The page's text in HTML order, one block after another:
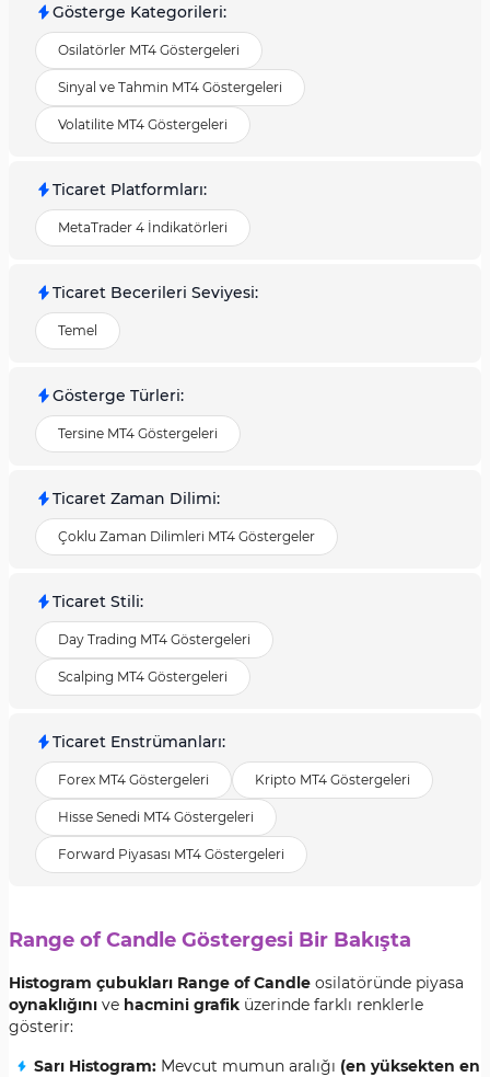
Gösterge Kategorileri:
Osilatörler MT4 Göstergeleri
Sinyal ve Tahmin MT4 Göstergeleri
Volatilite MT4 Göstergeleri
Ticaret Platformları:
MetaTrader 4 İndikatörleri
Ticaret Becerileri Seviyesi:
Temel
Gösterge Türleri:
Tersine MT4 Göstergeleri
Ticaret Zaman Dilimi:
Çoklu Zaman Dilimleri MT4 Göstergeler
Ticaret Stili:
Day Trading MT4 Göstergeleri
Scalping MT4 Göstergeleri
Ticaret Enstrümanları:
Forex MT4 Göstergeleri Kripto MT4 Göstergeleri
Hisse Senedi MT4 Göstergeleri
Forward Piyasası MT4 Göstergeleri
Range of Candle Göstergesi Bir Bakışta
Histogram çubukları Range of Candle osilatöründe piyasa
oynaklığını ve hacmini grafik üzerinde farklı renklerle
gösterir:
Sarı Histogram: Mevcut mumun aralığı (en yüksekten en